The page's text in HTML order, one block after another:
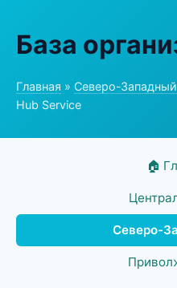
База
Главная » Северо-
Hub Service
🏠
Северо-